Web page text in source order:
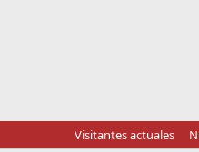
Visitantes actuales